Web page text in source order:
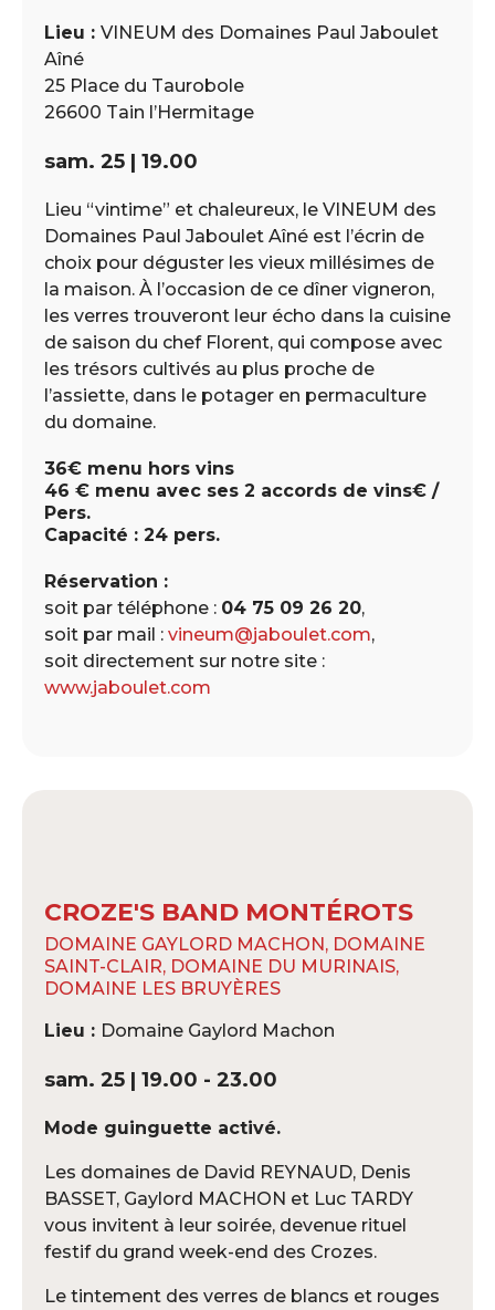
Lieu : VINEUM des Domaines Paul Jaboulet
Aîné
25 Place du Taurobole
26600 Tain l’Hermitage
sam. 25 | 19.00
Lieu “vintime” et chaleureux, le VINEUM des
Domaines Paul Jaboulet Aîné est l’écrin de
choix pour déguster les vieux millésimes de
la maison. À l’occasion de ce dîner vigneron,
les verres trouveront leur écho dans la cuisine
de saison du chef Florent, qui compose avec
les trésors cultivés au plus proche de
l’assiette, dans le potager en permaculture
du domaine.
36€ menu hors vins
46 € menu avec ses 2 accords de vins€ /
Pers.
Capacité : 24 pers.
Réservation :
soit par téléphone : 04 75 09 26 20,
soit par mail : vineum@jaboulet.com,
soit directement sur notre site :
www.jaboulet.com
CROZE'S BAND MONTÉROTS
DOMAINE GAYLORD MACHON, DOMAINE
SAINT-CLAIR, DOMAINE DU MURINAIS,
DOMAINE LES BRUYÈRES
Lieu : Domaine Gaylord Machon
sam. 25 | 19.00 - 23.00
Mode guinguette activé.
Les domaines de David REYNAUD, Denis
BASSET, Gaylord MACHON et Luc TARDY
vous invitent à leur soirée, devenue rituel
festif du grand week-end des Crozes.
Le tintement des verres de blancs et rouges